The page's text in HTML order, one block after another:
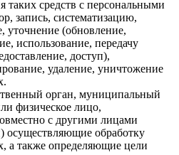
таких средств с персональными
запись, систематизацию,
уточнение (обновление,
использование, передачу
доступ),
удаление, уничтожение
орган, муниципальный
физическое лицо,
с другими лицами
осуществляющие обработку
а также определяющие цели